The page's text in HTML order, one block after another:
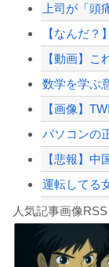
8割が
数学を学ぶ
パソコンの
8/4のニュー
人気記事画像RSS